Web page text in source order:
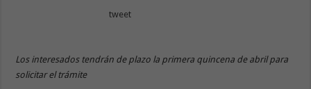
tweet
Los interesados tendrán de plazo la primera quincena de abril para
solicitar el trámite